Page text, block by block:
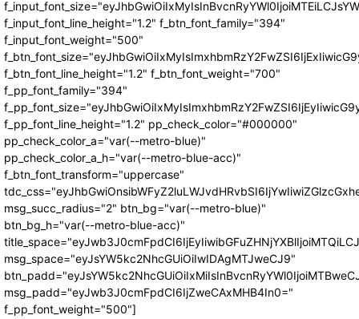
f_input_font_line_height="1.2" f_btn_font_family="394"
f_input_font_weight="500"
f_btn_font_line_height="1.2" f_btn_font_weight="700"
f_pp_font_family="394"
f_pp_font_line_height="1.2" pp_check_color="#000000"
pp_check_color_a="var(--metro-blue)"
pp_check_color_a_h="var(--metro-blue-acc)"
f_btn_font_transform="uppercase"
msg_succ_radius="2" btn_bg="var(--metro-blue)"
btn_bg_h="var(--metro-blue-acc)"
msg_space="eyJsYW5kc2NhcGUiOiIwIDAgMTJweCJ9"
msg_padd="eyJwb3J0cmFpdCI6IjZweCAxMHB4In0="
f_pp_font_weight="500"]